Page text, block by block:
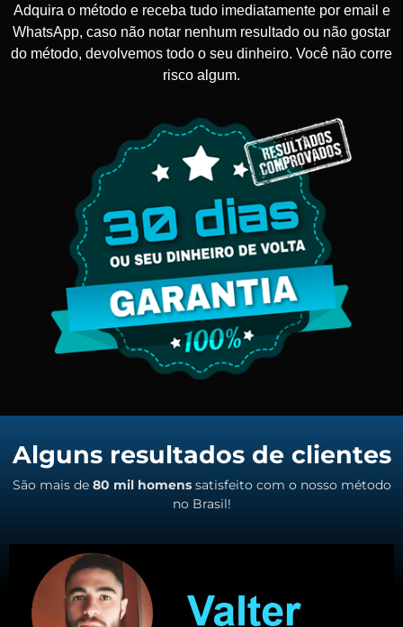
Adquira o método e receba tudo imediatamente por email e
WhatsApp, caso não notar nenhum resultado ou não gostar
do método, devolvemos todo o seu dinheiro. Você não corre
risco algum.
Alguns resultados de clientes
São mais de 80 mil homenssatisfeito com o nosso método
no Brasil!